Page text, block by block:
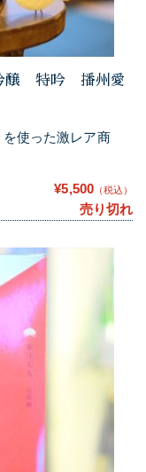
醸 特吟 播州愛
使った激レア商
¥5,500 （税込）
売り切れ